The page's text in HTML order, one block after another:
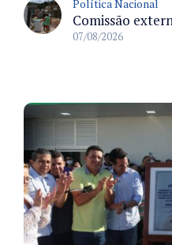
Política Nacional
07/08/2026